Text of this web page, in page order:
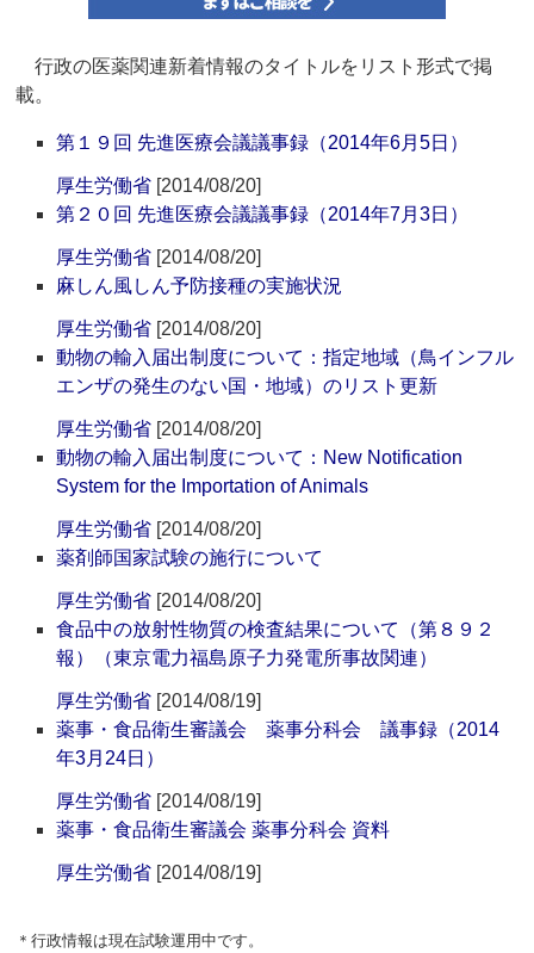
行政の医薬関連新着情報のタイトルをリスト形式で掲
載。
第１９回 先進医療会議議事録（2014年6月5日）
厚生労働省 [2014/08/20]
第２０回 先進医療会議議事録（2014年7月3日）
厚生労働省 [2014/08/20]
麻しん風しん予防接種の実施状況
厚生労働省 [2014/08/20]
動物の輸入届出制度について：指定地域（鳥インフル
エンザの発生のない国・地域）のリスト更新
厚生労働省 [2014/08/20]
動物の輸入届出制度について：New Notification
System for the Importation of Animals
厚生労働省 [2014/08/20]
薬剤師国家試験の施行について
厚生労働省 [2014/08/20]
食品中の放射性物質の検査結果について（第８９２
報）（東京電力福島原子力発電所事故関連）
厚生労働省 [2014/08/19]
薬事・食品衛生審議会 薬事分科会 議事録（2014
年3月24日）
厚生労働省 [2014/08/19]
薬事・食品衛生審議会 薬事分科会 資料
厚生労働省 [2014/08/19]
＊行政情報は現在試験運用中です。